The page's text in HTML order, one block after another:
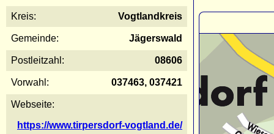
Kreis: Vogtlandkreis
Gemeinde: Jägerswald
Postleitzahl: 08606
Vorwahl: 037463, 037421
Webseite:
https://www.tirpersdorf-vogtland.de/